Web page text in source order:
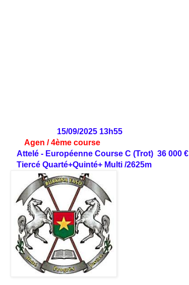
15/09/2025 13h55
Agen / 4ème course
Attelé - Européenne Course C (Trot) 36 000 €
Tiercé Quarté+Quinté+ Multi /2625m